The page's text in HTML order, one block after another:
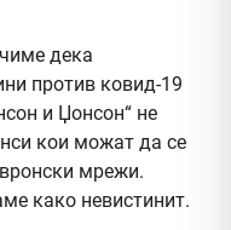
дека
против ковид-19
и Џонсон“ не
кои можат да се
мрежи.
како невистинит.